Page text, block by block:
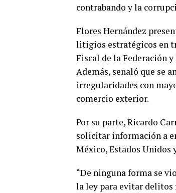
contrabando y la
Flores Hernández
litigios estratégicos en
Fiscal de la Federación
Además, señaló que se
irregularidades con
comercio exterior.
Por su parte, Ricardo
solicitar información a
México, Estados Unidos
“De ninguna forma se
la ley para evitar delitos